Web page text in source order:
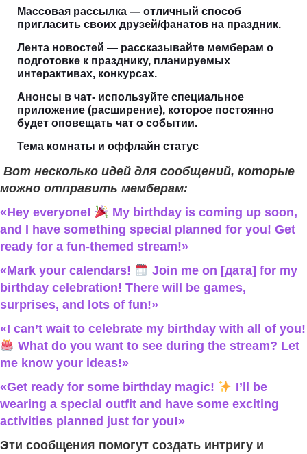
Массовая рассылка — отличный способ
пригласить своих друзей/фанатов на праздник.
Лента новостей — рассказывайте мемберам о
подготовке к празднику, планируемых
интерактивах, конкурсах.
Анонсы в чат- используйте специальное
приложение (расширение), которое постоянно
будет оповещать чат о событии.
Тема комнаты и оффлайн статус
Вот несколько идей для сообщений, которые
можно отправить мемберам:
«Hey everyone!
My birthday is coming up soon,
and I have something special planned for you! Get
ready for a fun-themed stream!»
«Mark your calendars!
Join me on [дата] for my
birthday celebration! There will be games,
surprises, and lots of fun!»
«I can’t wait to celebrate my birthday with all of you!
What do you want to see during the stream? Let
me know your ideas!»
«Get ready for some birthday magic!
I’ll be
wearing a special outfit and have some exciting
activities planned just for you!»
Эти сообщения помогут создать интригу и